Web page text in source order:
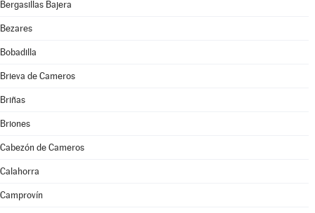
Bergasillas Bajera
Bezares
Bobadilla
Brieva de Cameros
Briñas
Briones
Cabezón de Cameros
Calahorra
Camprovín